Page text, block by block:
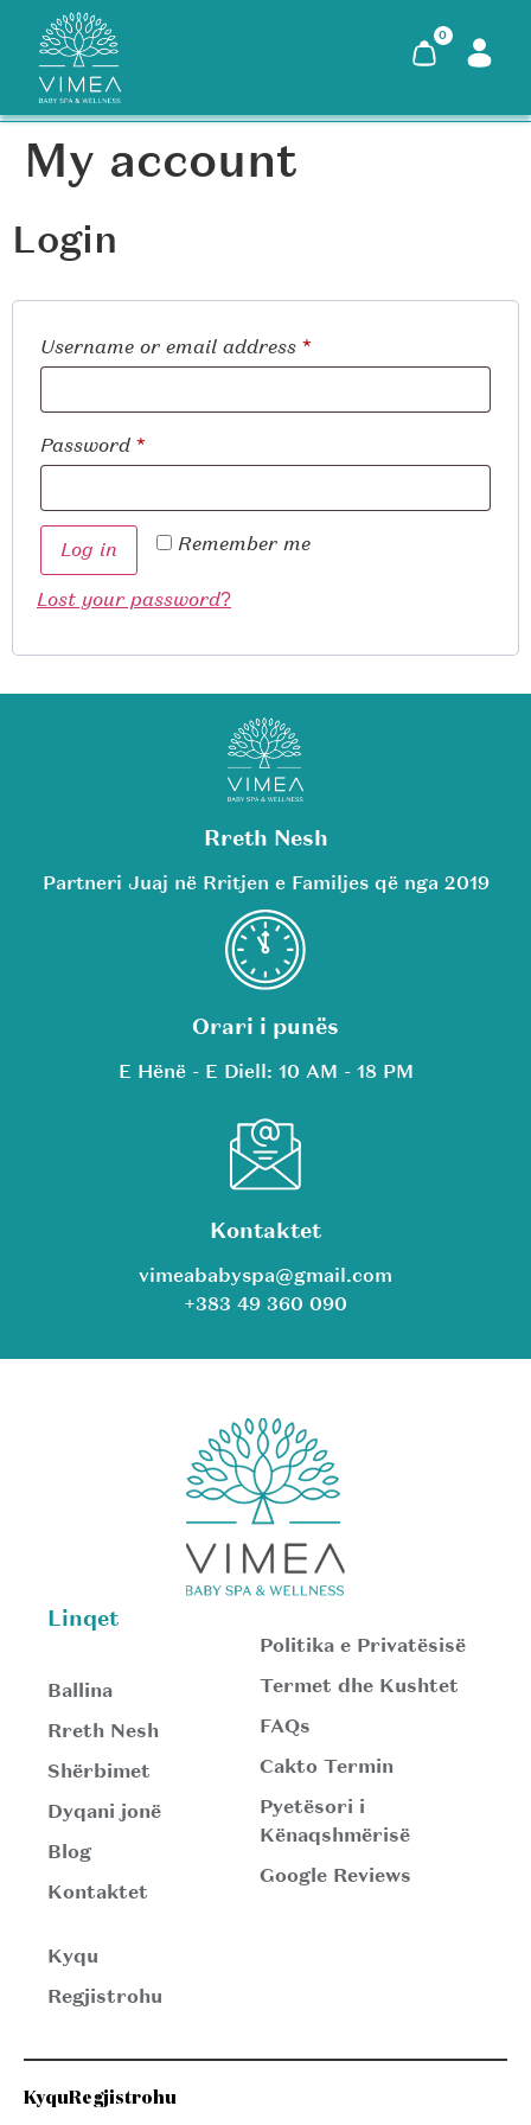
0
My account
Login
Username or email address *
Password *
Remember me
Log in
Lost your password?
Rreth Nesh
Partneri Juaj në Rritjen e Familjes që nga 2019
Orari i punës
E Hënë - E Diell: 10 AM - 18 PM
Kontaktet
vimeababyspa@gmail.com
+383 49 360 090
Linqet
Ballina
Rreth Nesh
Shërbimet
Dyqani jonë
Blog
Kontaktet
Kyqu
Regjistrohu
Politika e Privatësisë
Termet dhe Kushtet
FAQs
Cakto Termin
Pyetësori i
Kënaqshmërisë
Google Reviews
KyquRegjistrohu